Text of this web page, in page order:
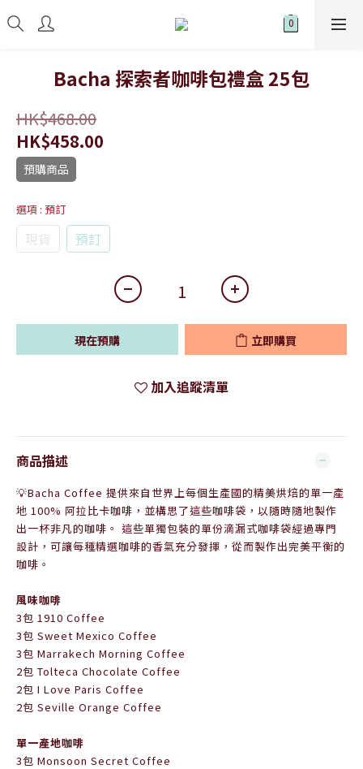
Bacha 探索者咖啡包禮盒 25包
HK$468.00
HK$458.00
預購商品
選項 : 預訂
現貨 預訂
現在預購 立即購買
加入追蹤清單
商品描述
💡Bacha Coffee 提供來自世界上每個生產國的精美烘焙的單一產
地 100% 阿拉比卡咖啡，並構思了這些咖啡袋，以隨時隨地製作
出一杯非凡的咖啡。 這些單獨包裝的單份滴漏式咖啡袋經過專門
設計，可讓每種精選咖啡的香氣充分發揮，從而製作出完美平衡的
咖啡。
風味咖啡
3包 1910 Coffee
3包 Sweet Mexico Coffee
3包 Marrakech Morning Coffee
2包 Tolteca Chocolate Coffee
2包 I Love Paris Coffee
2包 Seville Orange Coffee
單一產地咖啡
3包 Monsoon Secret Coffee